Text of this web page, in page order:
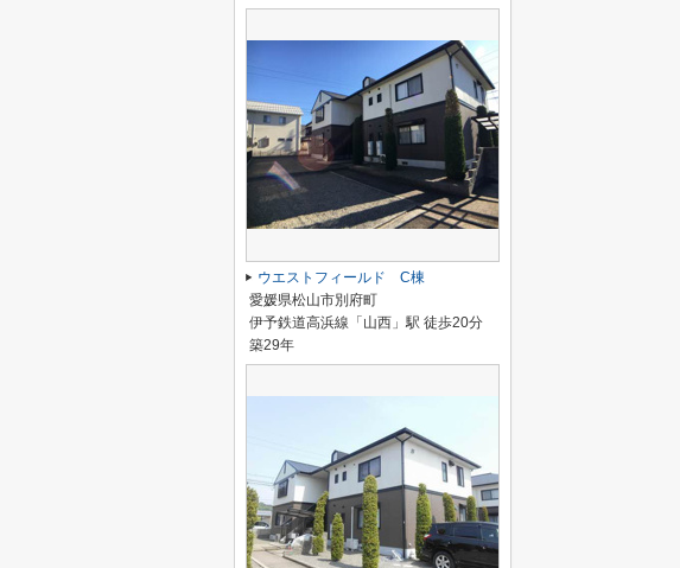
ウエストフィールド C棟
愛媛県松山市別府町
伊予鉄道高浜線「山西」駅 徒歩20分
築29年